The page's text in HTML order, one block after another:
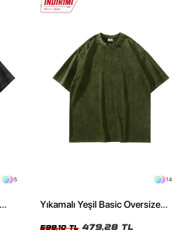
5 14
Yıkamalı Yeşil Basic Oversize
599,10 TL 479,28 TL